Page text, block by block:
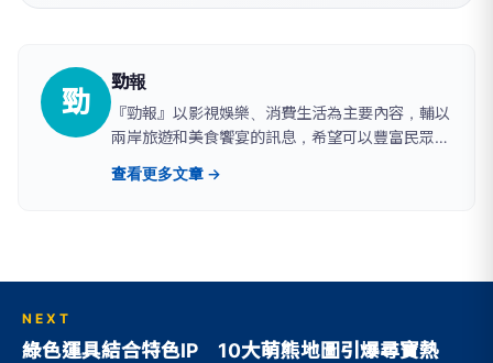
勁
勁報
『勁報』以影視娛樂、消費生活為主要內容，輔以
兩岸旅遊和美食饗宴的訊息，希望可以豐富民眾的
生活，帶給社會大眾美好的未來。
查看更多文章 →
NEXT
綠色運具結合特色IP 10大萌熊地圖引爆尋寶熱